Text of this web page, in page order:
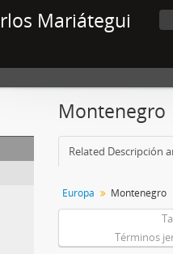
Mariátegui
Montenegro
Related Descripción
Europa Montenegro
Términos